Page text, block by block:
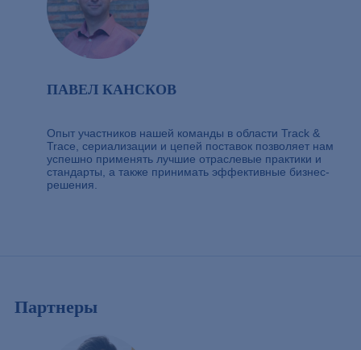
ПАВЕЛ КАНСКОВ
Опыт участников нашей команды в области Track &
Trace, сериализации и цепей поставок позволяет нам
успешно применять лучшие отраслевые практики и
стандарты, а также принимать эффективные бизнес-
решения.
Партнеры